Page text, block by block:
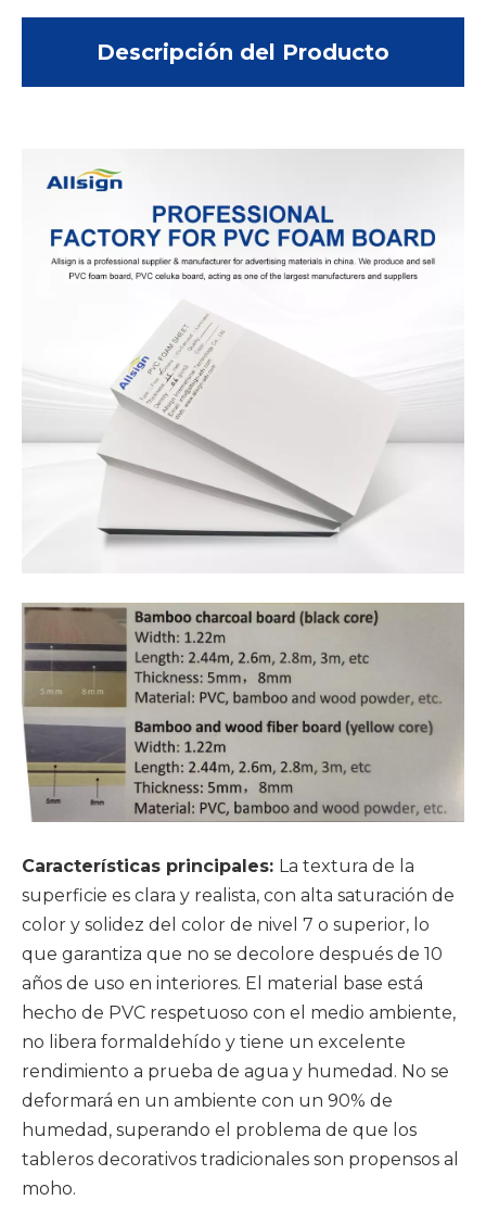
Descripción del Producto
Características principales: La textura de la
superficie es clara y realista, con alta saturación de
color y solidez del color de nivel 7 o superior, lo
que garantiza que no se decolore después de 10
años de uso en interiores. El material base está
hecho de PVC respetuoso con el medio ambiente,
no libera formaldehído y tiene un excelente
rendimiento a prueba de agua y humedad. No se
deformará en un ambiente con un 90% de
humedad, superando el problema de que los
tableros decorativos tradicionales son propensos al
moho.